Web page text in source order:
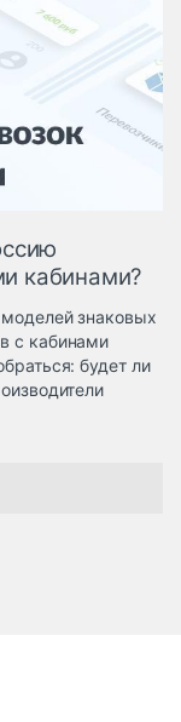
кабинами?
знаковых
с кабинами
будет ли